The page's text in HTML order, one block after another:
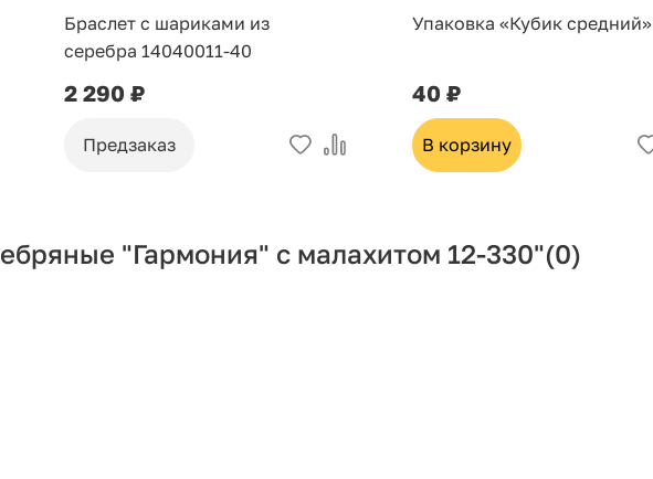
Браслет с шариками из
серебра 14040011-40
2 290 ₽
Предзаказ
Упаковка «Кубик средний»
40 ₽
В корзину
"Гармония" с малахитом 12-330"(0)